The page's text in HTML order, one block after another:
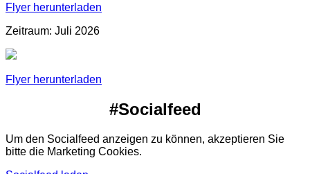
Flyer herunterladen
Zeitraum: Juli 2026
Flyer herunterladen
#Socialfeed
Um den Socialfeed anzeigen zu können, akzeptieren Sie
bitte die Marketing Cookies.